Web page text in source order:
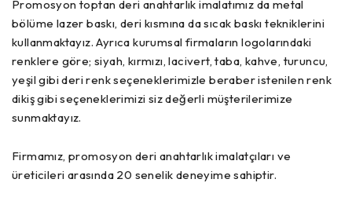
Promosyon toptan deri anahtarlık imalatımız da metal
bölüme lazer baskı, deri kısmına da sıcak baskı tekniklerini
kullanmaktayız. Ayrıca kurumsal firmaların logolarındaki
renklere göre; siyah, kırmızı, lacivert, taba, kahve, turuncu,
yeşil gibi deri renk seçeneklerimizle beraber istenilen renk
dikiş gibi seçeneklerimizi siz değerli müşterilerimize
sunmaktayız.
Firmamız, promosyon deri anahtarlık imalatçıları ve
üreticileri arasında 20 senelik deneyime sahiptir.